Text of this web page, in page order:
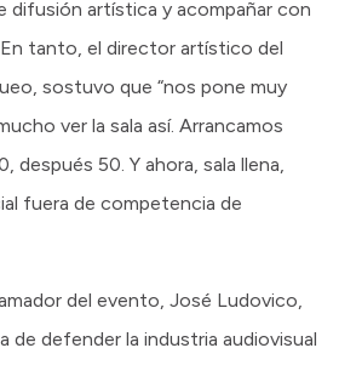
difusión artística y acompañar con
En tanto, el director artístico del
sostuvo que “nos pone muy
ver la sala así. Arrancamos
después 50. Y ahora, sala llena,
fuera de competencia de
del evento, José Ludovico,
de defender la industria audiovisual